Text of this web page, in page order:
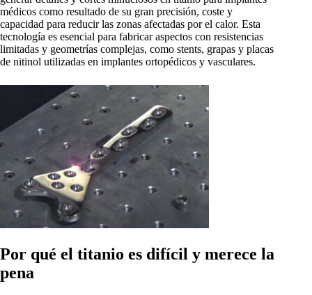
médicos como resultado de su gran precisión, coste y
capacidad para reducir las zonas afectadas por el calor. Esta
tecnología es esencial para fabricar aspectos con resistencias
limitadas y geometrías complejas, como stents, grapas y placas
de nitinol utilizadas en implantes ortopédicos y vasculares.
Por qué el titanio es difícil y merece la
pena